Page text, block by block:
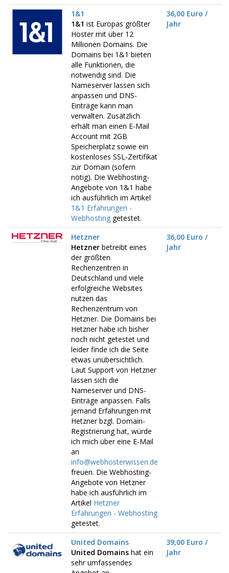
1&1
1&1 ist Europas größter
Hoster mit über 12
Millionen Domains. Die
Domains bei 1&1 bieten
alle Funktionen, die
notwendig sind. Die
Nameserver lassen sich
anpassen und DNS-
Einträge kann man
verwalten. Zusätzlich
erhält man einen E-Mail
Account mit 2GB
Speicherplatz sowie ein
kostenloses SSL-Zertifikat
zur Domain (sofern
nötig). Die Webhosting-
Angebote von 1&1 habe
ich ausführlich im Artikel
1&1 Erfahrungen -
Webhosting getestet.
36,00 Euro /
Jahr
Hetzner
Hetzner betreibt eines
der größten
Rechenzentren in
Deutschland und viele
erfolgreiche Websites
nutzen das
Rechenzentrum von
Hetzner. Die Domains bei
Hetzner habe ich bisher
noch nicht getestet und
leider finde ich die Seite
etwas unübersichtlich.
Laut Support von Hetzner
lassen sich die
Nameserver und DNS-
Einträge anpassen. Falls
jemand Erfahrungen mit
Hetzner bzgl. Domain-
Registrierung hat, würde
ich mich über eine E-Mail
an
info@webhosterwissen.de
freuen. Die Webhosting-
Angebote von Hetzner
habe ich ausführlich im
Artikel Hetzner
Erfahrungen - Webhosting
getestet.
36,00 Euro /
Jahr
United Domains
United Domains hat ein
sehr umfassendes
39,00 Euro /
Jahr